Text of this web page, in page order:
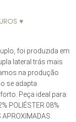
♥
foi produzida em
lateral trás mais
na produção
se adapta
Peça ideal para:
POLIÉSTER 08%
APROXIMADAS: